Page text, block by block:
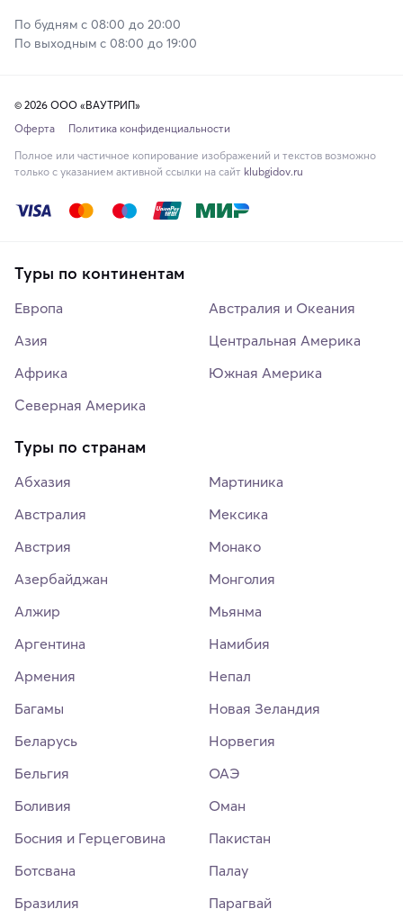
По будням с 08:00 до 20:00
По выходным с 08:00 до 19:00
© 2026 ООО «ВАУТРИП»
Оферта
Политика конфиденциальности
Полное или частичное копирование изображений и текстов возможно
только с указанием активной ссылки на сайт klubgidov.ru
Туры по континентам
Европа
Азия
Африка
Северная Америка
Австралия и Океания
Центральная Америка
Южная Америка
Туры по странам
Абхазия
Австралия
Австрия
Азербайджан
Алжир
Аргентина
Армения
Багамы
Беларусь
Бельгия
Боливия
Босния и Герцеговина
Ботсвана
Бразилия
Мартиника
Мексика
Монако
Монголия
Мьянма
Намибия
Непал
Новая Зеландия
Норвегия
ОАЭ
Оман
Пакистан
Палау
Парагвай